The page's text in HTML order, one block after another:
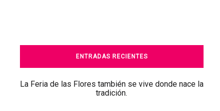
ENTRADAS RECIENTES
La Feria de las Flores también se vive donde nace la
tradición.